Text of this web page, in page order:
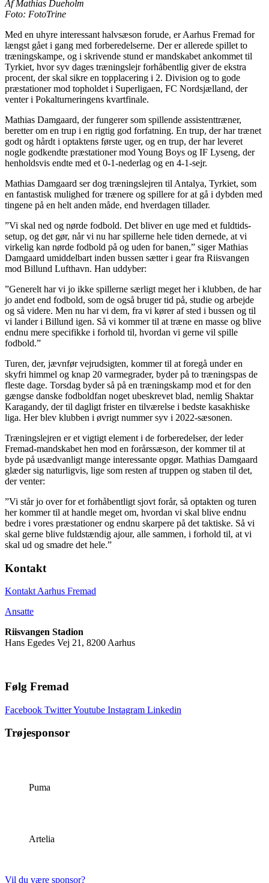
Af Mathias Dueholm
Foto: FotoTrine
Med en uhyre interessant halvsæson forude, er Aarhus Fremad for
længst gået i gang med forberedelserne. Der er allerede spillet to
træningskampe, og i skrivende stund er mandskabet ankommet til
Tyrkiet, hvor syv dages træningslejr forhåbentlig giver de ekstra
procent, der skal sikre en topplacering i 2. Division og to gode
præstationer mod topholdet i Superligaen, FC Nordsjælland, der
venter i Pokalturneringens kvartfinale.
Mathias Damgaard, der fungerer som spillende assistenttræner,
beretter om en trup i en rigtig god forfatning. En trup, der har trænet
godt og hårdt i optaktens første uger, og en trup, der har leveret
nogle godkendte præstationer mod Young Boys og IF Lyseng, der
henholdsvis endte med et 0-1-nederlag og en 4-1-sejr.
Mathias Damgaard ser dog træningslejren til Antalya, Tyrkiet, som
en fantastisk mulighed for trænere og spillere for at gå i dybden med
tingene på en helt anden måde, end hverdagen tillader.
”Vi skal ned og nørde fodbold. Det bliver en uge med et fuldtids-
setup, og det gør, når vi nu har spillerne hele tiden dernede, at vi
virkelig kan nørde fodbold på og uden for banen,” siger Mathias
Damgaard umiddelbart inden bussen sætter i gear fra Riisvangen
mod Billund Lufthavn. Han uddyber:
”Generelt har vi jo ikke spillerne særligt meget her i klubben, de har
jo andet end fodbold, som de også bruger tid på, studie og arbejde
og så videre. Men nu har vi dem, fra vi kører af sted i bussen og til
vi lander i Billund igen. Så vi kommer til at træne en masse og blive
endnu mere specifikke i forhold til, hvordan vi gerne vil spille
fodbold.”
Turen, der, jævnfør vejrudsigten, kommer til at foregå under en
skyfri himmel og knap 20 varmegrader, byder på to træningspas de
fleste dage. Torsdag byder så på en træningskamp mod et for den
gængse danske fodboldfan noget ubeskrevet blad, nemlig Shaktar
Karagandy, der til dagligt frister en tilværelse i bedste kasakhiske
liga. Her blev klubben i øvrigt nummer syv i 2022-sæsonen.
Træningslejren er et vigtigt element i de forberedelser, der leder
Fremad-mandskabet hen mod en forårssæson, der kommer til at
byde på usædvanligt mange interessante opgør. Mathias Damgaard
glæder sig naturligvis, lige som resten af truppen og staben til det,
der venter:
”Vi står jo over for et forhåbentligt sjovt forår, så optakten og turen
her kommer til at handle meget om, hvordan vi skal blive endnu
bedre i vores præstationer og endnu skarpere på det taktiske. Så vi
skal gerne blive fuldstændig ajour, alle sammen, i forhold til, at vi
skal ud og smadre det hele.”
Kontakt
Kontakt Aarhus Fremad
Ansatte
Riisvangen Stadion
Hans Egedes Vej 21, 8200 Aarhus
Følg Fremad
Facebook TwitterYoutube Instagram Linkedin
Trøjesponsor
Puma
Artelia
Vil du være sponsor?